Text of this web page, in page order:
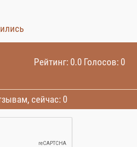
Рейтинг: 0.0 Голосов: 0
сейчас: 0